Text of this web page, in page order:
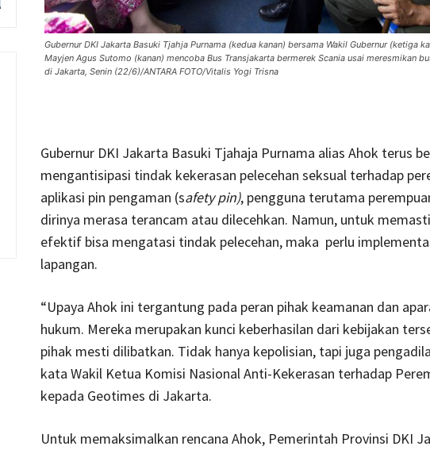
Gubernur DKI Jakarta Basuki Tjahja Purnama (kedua kanan) bersama Wakil Gubernur (ketiga
Mayjen Agus Sutomo (kanan) mencoba Bus Transjakarta bermerek Scania usai meresmikan
di Jakarta, Senin (22/6)/ANTARA FOTO/Vitalis Yogi Trisna
Gubernur DKI Jakarta Basuki Tjahaja Purnama alias Ahok terus
mengantisipasi tindak kekerasan pelecehan seksual terhadap
aplikasi pin pengaman (safety pin), pengguna terutama
dirinya merasa terancam atau dilecehkan. Namun, untuk
efektif bisa mengatasi tindak pelecehan, maka perlu
lapangan.
“Upaya Ahok ini tergantung pada peran pihak keamanan dan
hukum. Mereka merupakan kunci keberhasilan dari kebijakan
pihak mesti dilibatkan. Tidak hanya kepolisian, tapi juga
kata Wakil Ketua Komisi Nasional Anti-Kekerasan terhadap
kepada Geotimes di Jakarta.
Untuk memaksimalkan rencana Ahok, Pemerintah Provinsi DKI